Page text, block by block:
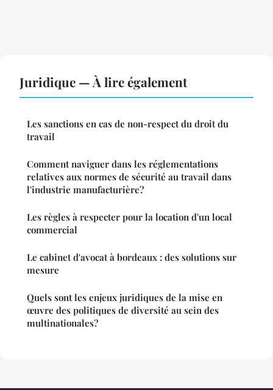
Juridique — À lire également
Les sanctions en cas de non-respect du droit du
travail
Comment naviguer dans les réglementations
relatives aux normes de sécurité au travail dans
l'industrie manufacturière?
Les règles à respecter pour la location d'un local
commercial
Le cabinet d'avocat à bordeaux : des solutions sur
mesure
Quels sont les enjeux juridiques de la mise en
œuvre des politiques de diversité au sein des
multinationales?